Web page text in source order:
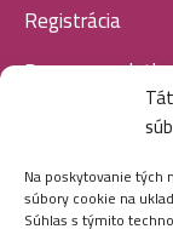
Na poskytovanie tých
súbory cookie na
Súhlas s týmito
Registrácia
Doprava a platba
SOCIÁLNE